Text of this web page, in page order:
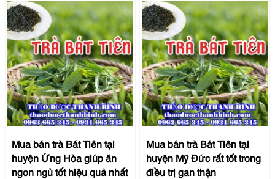
Mua bán trà Bát Tiên tại
huyện Ứng Hòa giúp ăn
ngon ngủ tốt hiệu quả nhất
Mua bán trà Bát Tiên tại
huyện Mỹ Đức rất tốt trong
điều trị gan thận